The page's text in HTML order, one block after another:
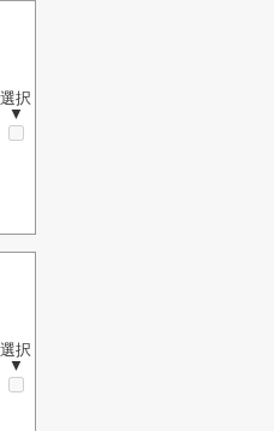
選択
▼
選択
▼